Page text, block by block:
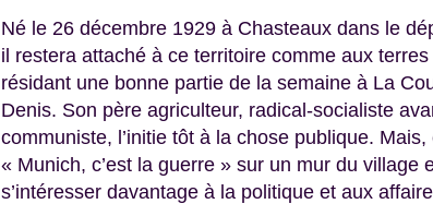
Né le 26 décembre 1929 à Chasteaux dans le
il restera attaché à ce territoire comme aux terres
résidant une bonne partie de la semaine à La
Denis. Son père agriculteur, radical-socialiste
communiste, l’initie tôt à la chose publique. Mais,
« Munich, c’est la guerre » sur un mur du village
s’intéresser davantage à la politique et aux